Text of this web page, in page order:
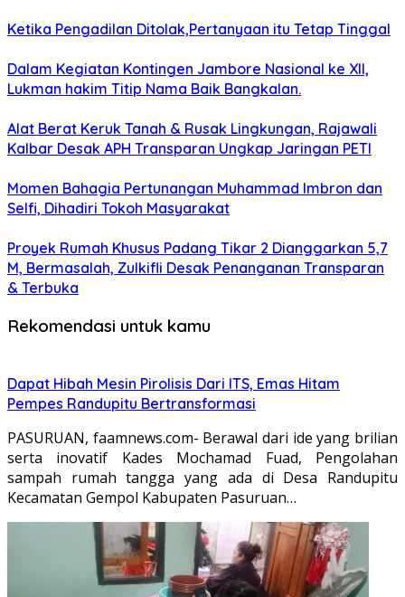
Ketika Pengadilan Ditolak,Pertanyaan itu Tetap Tinggal
Dalam Kegiatan Kontingen Jambore Nasional ke XII,
Lukman hakim Titip Nama Baik Bangkalan.
Alat Berat Keruk Tanah & Rusak Lingkungan, Rajawali
Kalbar Desak APH Transparan Ungkap Jaringan PETI
Momen Bahagia Pertunangan Muhammad Imbron dan
Selfi, Dihadiri Tokoh Masyarakat
Proyek Rumah Khusus Padang Tikar 2 Dianggarkan 5,7
M, Bermasalah, Zulkifli Desak Penanganan Transparan
& Terbuka
Rekomendasi untuk kamu
Dapat Hibah Mesin Pirolisis Dari ITS, Emas Hitam
Pempes Randupitu Bertransformasi
PASURUAN, faamnews.com- Berawal dari ide yang brilian
serta inovatif Kades Mochamad Fuad, Pengolahan
sampah rumah tangga yang ada di Desa Randupitu
Kecamatan Gempol Kabupaten Pasuruan…